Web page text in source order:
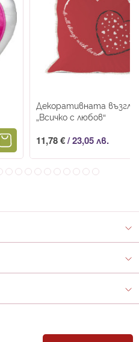
Декоративната
„Всичко с любов“
11,78 €/23,05 лв.